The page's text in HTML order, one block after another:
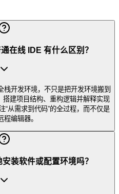
在线 IDE 有什么区别？
开发环境，不只是把开发环境搬到
建项目结构、重构逻辑并解释实现
“从需求到代码”的全过程，而不仅是
程编辑器。
装软件或配置环境吗？